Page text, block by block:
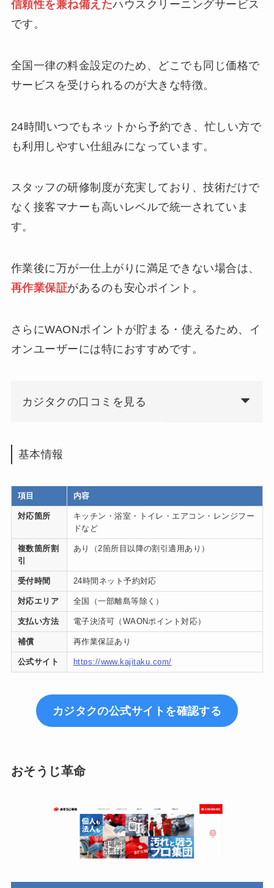
信頼性を兼ね備えたハウスクリーニングサービス
です。
全国一律の料金設定のため、どこでも同じ価格で
サービスを受けられるのが大きな特徴。
24時間いつでもネットから予約でき、忙しい方で
も利用しやすい仕組みになっています。
スタッフの研修制度が充実しており、技術だけで
なく接客マナーも高いレベルで統一されていま
す。
作業後に万が一仕上がりに満足できない場合は、
再作業保証があるのも安心ポイント。
さらにWAONポイントが貯まる・使えるため、イ
オンユーザーには特におすすめです。
カジタクの口コミを見る
基本情報
項目 内容
対応箇所
キッチン・浴室・トイレ・エアコン・レンジフー
ドなど
複数箇所割
引
あり（2箇所目以降の割引適用あり）
受付時間 24時間ネット予約対応
対応エリア 全国（一部離島等除く）
支払い方法 電子決済可（WAONポイント対応）
補償 再作業保証あり
公式サイト https://www.kajitaku.com/
カジタクの公式サイトを確認する
おそうじ革命